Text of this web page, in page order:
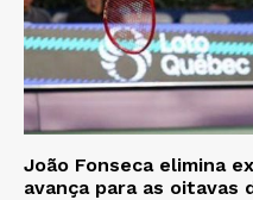
João Fonseca elimina
avança para as oitavas